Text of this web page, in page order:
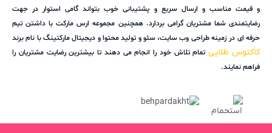
و قیمت مناسب و ارسال سریع و پشتیبانی خوب بتواند گامی استوار در جهت
رضایتمندی شما مشتریان گرامی بردارد. همچنین مجموعه ارس مارکت با داشتن تیم
حرفه ای در زمینه طراحی وب سایت، سئو و تولید محتوا و دیجیتال مارکتینگ با نام برند
کاکتوس طلاییتمام تلاش خود را انجام می دهند تا بیشترین رضایت مشتریان را
فراهم نمایند.